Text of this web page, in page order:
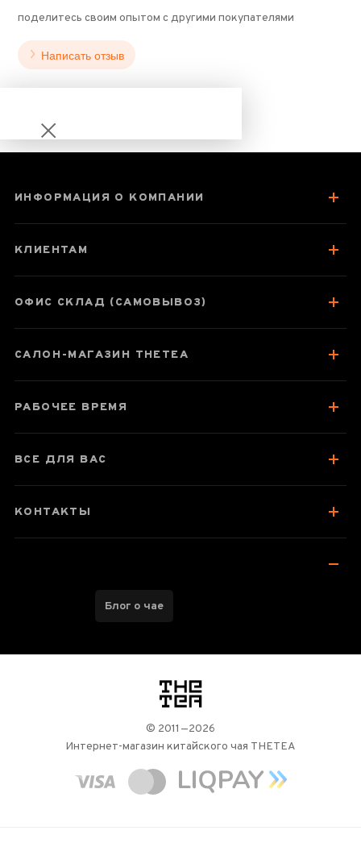
поделитесь своим опытом с другими покупателями
Написать отзыв
Чабань 49 см
ИНФОРМАЦИЯ О КОМПАНИИ
КЛИЕНТАМ
ОФИС СКЛАД (САМОВЫВОЗ)
САЛОН-МАГАЗИН THETEA
РАБОЧЕЕ ВРЕМЯ
ВСЕ ДЛЯ ВАС
КОНТАКТЫ
Блог о чае
логотип
© 2011—2026
Интернет-магазин китайского чая THETEA